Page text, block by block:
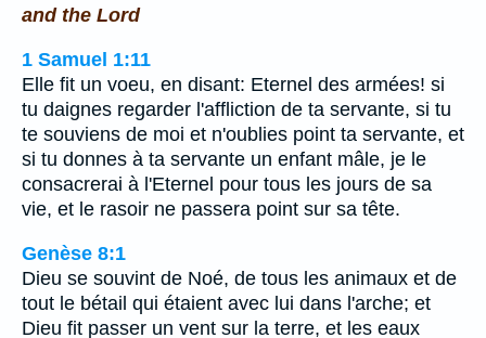
and the Lord
1 Samuel 1:11
Elle fit un voeu, en disant: Eternel des armées! si
tu daignes regarder l'affliction de ta servante, si tu
te souviens de moi et n'oublies point ta servante, et
si tu donnes à ta servante un enfant mâle, je le
consacrerai à l'Eternel pour tous les jours de sa
vie, et le rasoir ne passera point sur sa tête.
Genèse 8:1
Dieu se souvint de Noé, de tous les animaux et de
tout le bétail qui étaient avec lui dans l'arche; et
Dieu fit passer un vent sur la terre, et les eaux